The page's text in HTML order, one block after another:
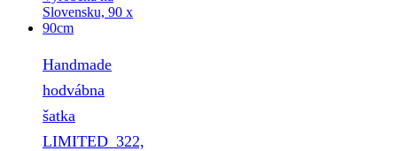
Handmade
hodvábna
šatka
LIMITED_322,